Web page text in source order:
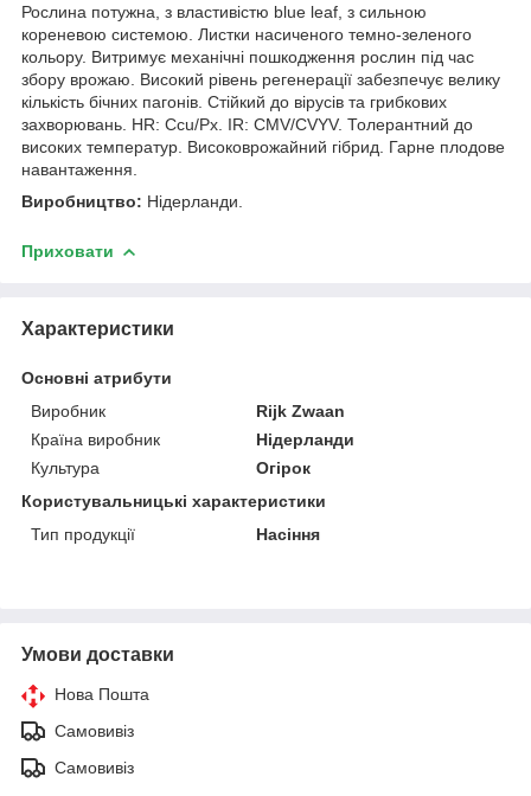
Рослина потужна, з властивістю blue leaf, з сильною
кореневою системою. Листки насиченого темно-зеленого
кольору. Витримує механічні пошкодження рослин під час
збору врожаю. Високий рівень регенерації забезпечує велику
кількість бічних пагонів. Стійкий до вірусів та грибкових
захворювань. HR: Ccu/Px. IR: CMV/CVYV. Толерантний до
високих температур. Високоврожайний гібрид. Гарне плодове
навантаження.
Виробництво: Нідерланди.
Приховати
Характеристики
Основні атрибути
Виробник
Rijk Zwaan
Країна виробник
Нідерланди
Культура
Огірок
Користувальницькі характеристики
Тип продукції
Насіння
Умови доставки
Нова Пошта
Самовивіз
Самовивіз